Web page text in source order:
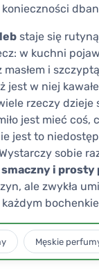
staje się
w kuchni
masłem i
jest w niej
rzeczy dzieje
jest mieć coś,
jest to
sobie
smaczny i prosty
ale zwykła
Męskie